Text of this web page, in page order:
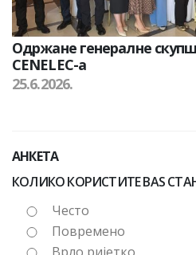
Одржане генералне
CENELEC-а
25.6.2026.
АНКЕТА
КОЛИКО КОРИСТИТЕ BAS
Често
Повремено